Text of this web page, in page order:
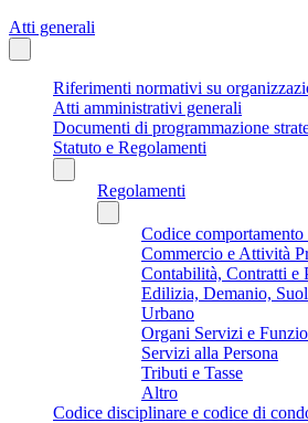
Atti generali
Riferimenti normativi su
Atti amministrativi generali
Documenti di programmazione
Statuto e Regolamenti
Regolamenti
Codice
Commercio e Attività
Contabilità, Contratti e
Edilizia, Demanio,
Urbano
Organi Servizi e
Servizi alla Persona
Tributi e Tasse
Altro
Codice disciplinare e codice di